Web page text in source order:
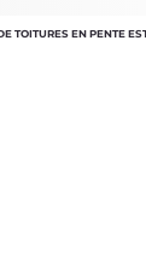
TOITURES EN PENTE